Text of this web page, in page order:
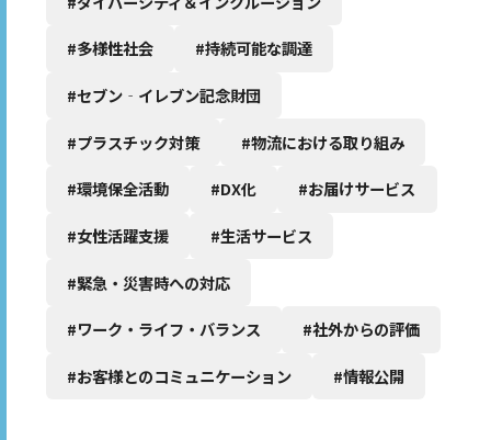
#多様性社会 #持続可能な調達
#セブン‐イレブン記念財団
#プラスチック対策 #物流における取り組み
#環境保全活動 #DX化 #お届けサービス
#女性活躍支援 #生活サービス
#緊急・災害時への対応
#ワーク・ライフ・バランス #社外からの評価
#お客様とのコミュニケーション #情報公開